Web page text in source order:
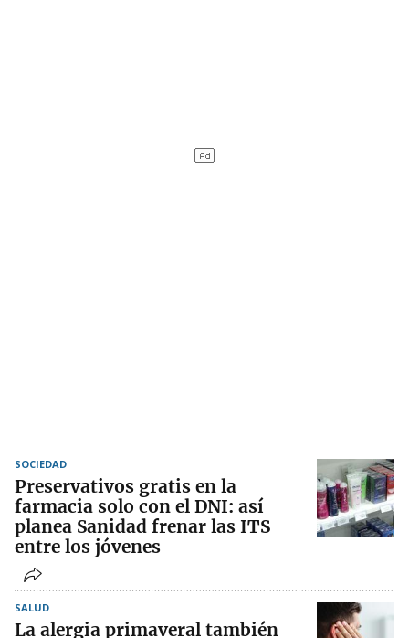
SOCIEDAD
Preservativos gratis en la
farmacia solo con el DNI: así
planea Sanidad frenar las ITS
entre los jóvenes
SALUD
La alergia primaveral también